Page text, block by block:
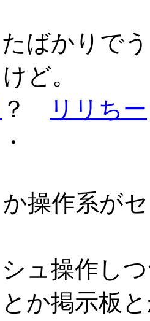
ばかりで
ど。
？ リリちー
操作系が
ュ操作し
か掲示板